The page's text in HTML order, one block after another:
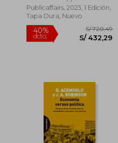
Publicaffairs, 2023, 1 Edición,
Tapa Dura, Nuevo
40%
dcto.